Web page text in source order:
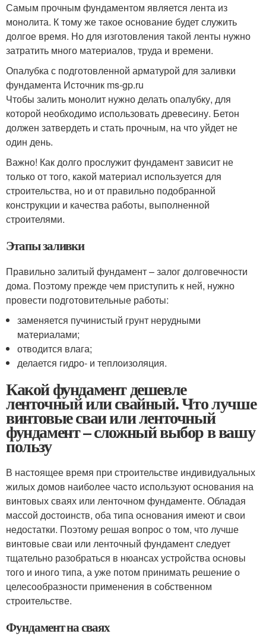
Самым прочным фундаментом является лента из
монолита. К тому же такое основание будет служить
долгое время. Но для изготовления такой ленты нужно
затратить много материалов, труда и времени.
Опалубка с подготовленной арматурой для заливки
фундамента Источник ms-gp.ru
Чтобы залить монолит нужно делать опалубку, для
которой необходимо использовать древесину. Бетон
должен затвердеть и стать прочным, на что уйдет не
один день.
Важно! Как долго прослужит фундамент зависит не
только от того, какой материал используется для
строительства, но и от правильно подобранной
конструкции и качества работы, выполненной
строителями.
Этапы заливки
Правильно залитый фундамент – залог долговечности
дома. Поэтому прежде чем приступить к ней, нужно
провести подготовительные работы:
заменяется пучинистый грунт нерудными
материалами;
отводится влага;
делается гидро- и теплоизоляция.
Какой фундамент дешевле
ленточный или свайный. Что лучше
винтовые сваи или ленточный
фундамент – сложный выбор в вашу
пользу
В настоящее время при строительстве индивидуальных
жилых домов наиболее часто используют основания на
винтовых сваях или ленточном фундаменте. Обладая
массой достоинств, оба типа основания имеют и свои
недостатки. Поэтому решая вопрос о том, что лучше
винтовые сваи или ленточный фундамент следует
тщательно разобраться в нюансах устройства основы
того и иного типа, а уже потом принимать решение о
целесообразности применения в собственном
строительстве.
Фундамент на сваях